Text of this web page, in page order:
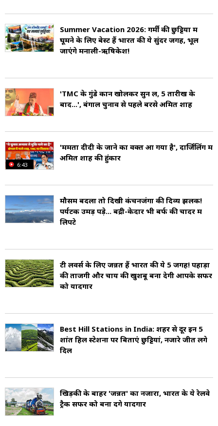
दौरान पर्यटक यहां की ठंडी हवाओं, पहाड़ों, मठों, बागानों
और प्राकृतिक सुंदरता का आनंद लेने आते हैं.
टाइगर हिल (Tiger Hill): जहां से सूर्योदय के समय
कंचनजंघा का दृश्य अद्भुत लगता है.
चौरस्ता (Chowrasta): शहर का प्रमुख बाजार और
मिलने-जुलने की जगह.
जापानी पीस पगोडा (Japanese Peace Pagoda):
शांति और सौहार्द का प्रतीक बौद्ध स्तूप.
पर्यटकों को आकर्षित करते हैं.
बटासिया लूप: दार्जिलिंग रेलवे का ऐतिहासिक मोड़, जहां
दार्जिलिंग के पुराने बंगले अब लक्जरी होटलों में तब्दील हो
चुके हैं, जो विदेशी सैलानियों को आकर्षित करते हैं.
का लोकप्रिय हिल स्टेशन है. यहां की अर्थव्यवस्था पूरी तरह
चाय उद्योग और पर्यटन पर आधारित है. सुंदर प्राकृतिक
नज़ारे, ब्रिटिश काल की झलक, और हिमालय की ठंडी
Summer Vacation 2026: गर्मी की छुट्टियों में
घूमने के लिए बेस्ट हैं भारत की ये सुंदर जगहें, भूल
जाएंगे मनाली-ऋषिकेश!
'TMC के गुंडे कान खोलकर सुन लें, 5 तारीख के
बाद...', बंगाल चुनाव से पहले बरसे अमित शाह
6:43
'ममता दीदी के जाने का वक्त आ गया है', दार्जिलिंग में
अमित शाह की हुंकार
मौसम बदला तो दिखी कंचनजंगा की दिव्य झलक!
पर्यटक उमड़ पड़े... बद्री-केदार भी बर्फ की चादर में
लिपटे
टी लवर्स के लिए जन्नत हैं भारत की ये 5 जगहें! पहाड़ों
की ताजगी और चाय की खुशबू बना देगी आपके सफर
को यादगार
Best Hill Stations in India: शहर से दूर इन 5
शांत हिल स्टेशनों पर बिताएं छुट्टियां, नजारे जीत लेंगे
दिल
खिड़की के बाहर 'जन्नत' का नजारा, भारत के ये रेलवे
ट्रैक सफर को बना देंगे यादगार